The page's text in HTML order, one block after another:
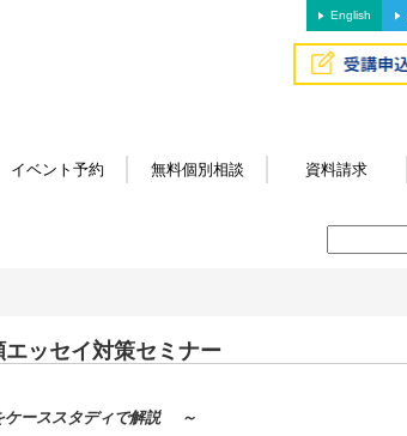
English
イベント予約 無料個別相談 資料請求
ッセイ対策セミナー
ケーススタディで解説 ～